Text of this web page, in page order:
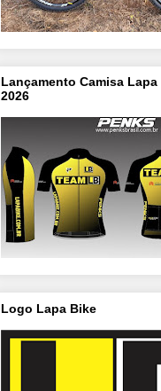
Lançamento Camisa Lapa
2026
Logo Lapa Bike